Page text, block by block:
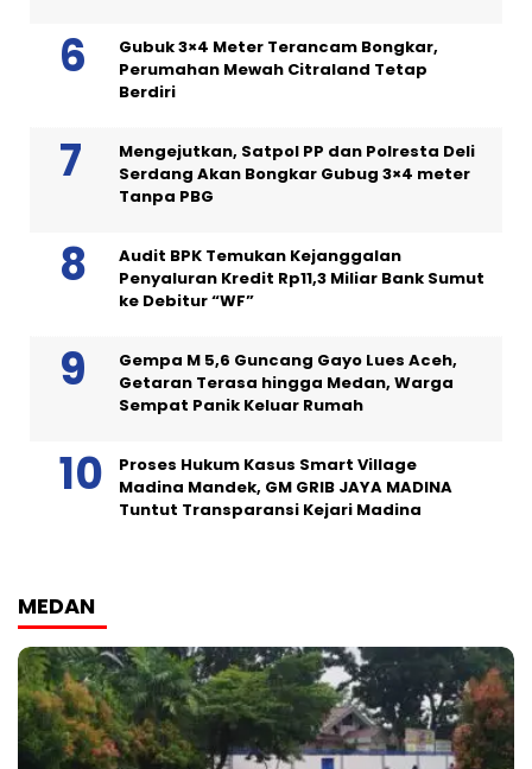
Gubuk 3×4 Meter Terancam Bongkar,
Perumahan Mewah Citraland Tetap
Berdiri
Mengejutkan, Satpol PP dan Polresta Deli
Serdang Akan Bongkar Gubug 3×4 meter
Tanpa PBG
Audit BPK Temukan Kejanggalan
Penyaluran Kredit Rp11,3 Miliar Bank Sumut
ke Debitur “WF”
Gempa M 5,6 Guncang Gayo Lues Aceh,
Getaran Terasa hingga Medan, Warga
Sempat Panik Keluar Rumah
Proses Hukum Kasus Smart Village
Madina Mandek, GM GRIB JAYA MADINA
Tuntut Transparansi Kejari Madina
MEDAN